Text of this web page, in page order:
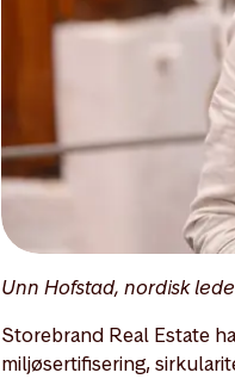
Unn Hofstad, nordisk
Storebrand Real Estate
miljøsertifisering,